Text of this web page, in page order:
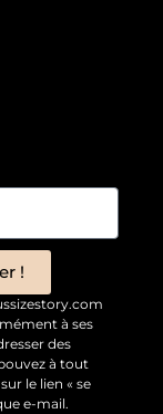
!
à ses
des
à tout
le lien « se
e-mail.